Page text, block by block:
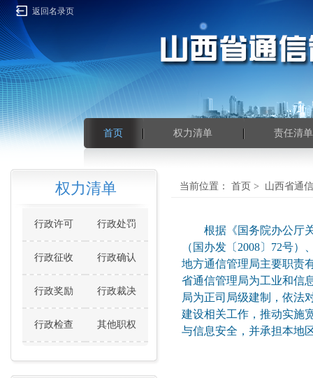
返回名录页
首页 权力清单 责任清单
权力清单
行政许可 行政处罚
行政征收 行政确认
行政奖励 行政裁决
行政检查 其他职权
当前位置： 首页 > 山西省通
根据《国务院办公厅
（国办发〔2008〕72号
地方通信管理局主要职责
省通信管理局为工业和信
局为正司局级建制，依法
建设相关工作，推动实施
与信息安全，并承担本地